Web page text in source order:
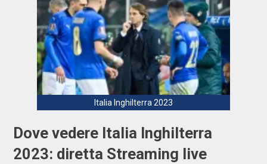
Italia Inghilterra 2023
Dove vedere Italia Inghilterra
2023: diretta Streaming live